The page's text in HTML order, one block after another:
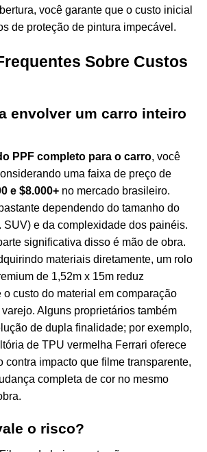
você garante que o custo inicial
de proteção de pintura impecável.
Sobre Custos
envolver um carro inteiro
PPF completo para o carro, você
uma faixa de preço de
e $8.000+ no mercado brasileiro.
dependendo do tamanho do
SUV) e da complexidade dos painéis.
significativa disso é mão de obra.
materiais diretamente, um rolo
de 1,52m x 15m reduz
custo do material em comparação
Alguns proprietários também
de dupla finalidade; por exemplo,
de TPU vermelha Ferrari oferece
contra impacto que filme transparente,
completa de cor no mesmo
o risco?